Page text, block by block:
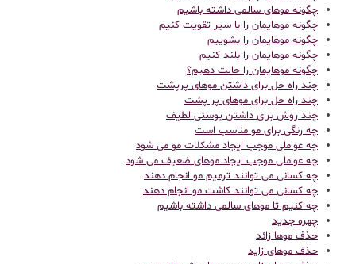
چگونه موهای سالمی داشته باشیم
چگونه موهایمان را با سیر تقویت کنیم
چگونه موهایمان را بشوییم
چگونه موهایمان را بلند کنیم
چگونه موهایمان را حالت دهیم؟
چند راه حل برای داشتن موهای پرپشت
چند راه حل برای موهای پر پشت
چند روش برای داشتن پوستی لطیف
چه رنگی برای مو مناسب است
چه عواملی موجب ایجاد مشکلات مو می شود
چه عواملی موجب ایجاد موهای ضعیف می شود
چه کسانی می توانند ترمیم مو انجام دهند
چه کسانی می توانند کاشت مو انجام دهند
چه کنیم تا موهای سالمی داشته باشیم
چهره جدید
حذف موها زائد
حذف موهای زاید